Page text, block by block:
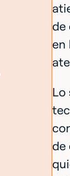
de
en
Lo
de